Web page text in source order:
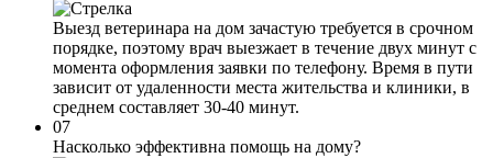
Выезд ветеринара на дом зачастую требуется в срочном
порядке, поэтому врач выезжает в течение двух минут с
момента оформления заявки по телефону. Время в пути
зависит от удаленности места жительства и клиники, в
среднем составляет 30-40 минут.
07
Насколько эффективна помощь на дому?